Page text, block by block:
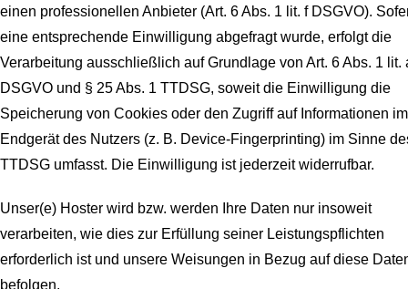
einen professionellen Anbieter (Art. 6 Abs. 1 lit. f DSGVO).
eine entsprechende Einwilligung abgefragt wurde, erfolgt die
Verarbeitung ausschließlich auf Grundlage von Art. 6 Abs. 1 lit.
DSGVO und § 25 Abs. 1 TTDSG, soweit die Einwilligung die
Speicherung von Cookies oder den Zugriff auf Informationen im
Endgerät des Nutzers (z. B. Device-Fingerprinting) im Sinne
TTDSG umfasst. Die Einwilligung ist jederzeit widerrufbar.
Unser(e) Hoster wird bzw. werden Ihre Daten nur insoweit
verarbeiten, wie dies zur Erfüllung seiner Leistungspflichten
erforderlich ist und unsere Weisungen in Bezug auf diese
befolgen.